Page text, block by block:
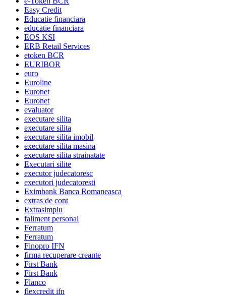
Easy Credit
Educatie financiara
educatie financiara
EOS KSI
ERB Retail Services
etoken BCR
EURIBOR
euro
Euroline
Euronet
Euronet
evaluator
executare silita
executare silita
executare silita imobil
executare silita masina
executare silita strainatate
Executari silite
executor judecatoresc
executori judecatoresti
Eximbank Banca Romaneasca
extras de cont
Extrasimplu
faliment personal
Ferratum
Ferratum
Finopro IFN
firma recuperare creante
First Bank
First Bank
Flanco
flexcredit ifn